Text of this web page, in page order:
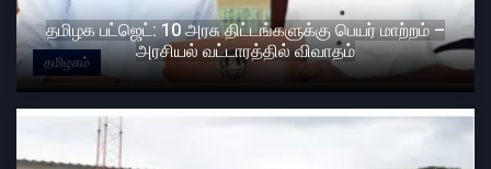
தமிழகம்
தமிழக பட்ஜெட்: 10 அரசு திட்டங்களுக்கு பெயர் மாற்றம் –
அரசியல் வட்டாரத்தில் விவாதம்